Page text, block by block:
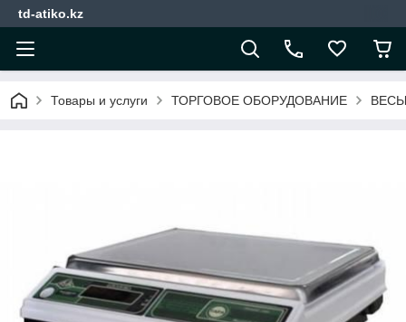
td-atiko.kz
Товары и услуги ТОРГОВОЕ ОБОРУДОВАНИЕ ВЕСЫ